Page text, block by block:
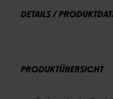
DETAILS /
PRODUKTÜBERSICHT